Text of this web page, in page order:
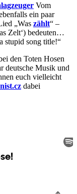
Vom
ein paar
„Was zählt“ –
Zelt‘) bedeuten…
stupid song title!“
den Toten Hosen
deutsche Musik und
euch vielleicht
dabei